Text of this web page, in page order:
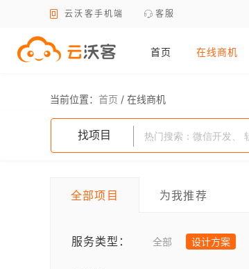
云沃客手机端 客服
首页 在线商机
当前位置： 首页 / 在线商机
找项目
全部项目 为我推荐
服务类型： 全部 设计方案